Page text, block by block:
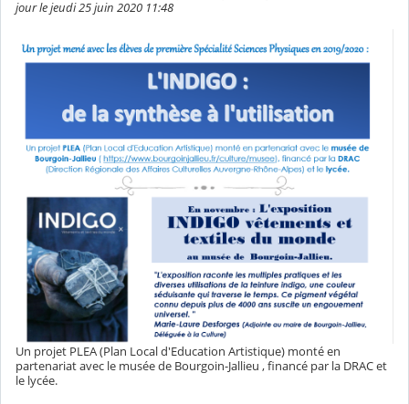
jour le jeudi 25 juin 2020 11:48
Un projet PLEA (Plan Local d'Education Artistique) monté en
partenariat avec le musée de Bourgoin-Jallieu , financé par la DRAC et
le lycée.